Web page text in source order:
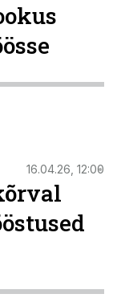
16.04.26, 12:00